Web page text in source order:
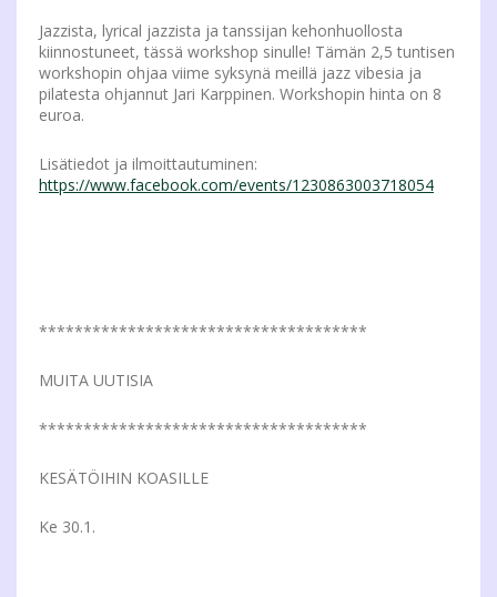
Jazzista, lyrical jazzista ja tanssijan kehonhuollosta
kiinnostuneet, tässä workshop sinulle! Tämän 2,5 tuntisen
workshopin ohjaa viime syksynä meillä jazz vibesia ja
pilatesta ohjannut Jari Karppinen. Workshopin hinta on 8
euroa.
Lisätiedot ja ilmoittautuminen:
https://www.facebook.com/events/1230863003718054
*************************************
MUITA UUTISIA
*************************************
KESÄTÖIHIN KOASILLE
Ke 30.1.